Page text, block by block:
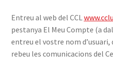
Entreu al web del CCL
pestanya El Meu Compte (a
entreu el vostre nom d’usuari,
rebeu les comunicacions del